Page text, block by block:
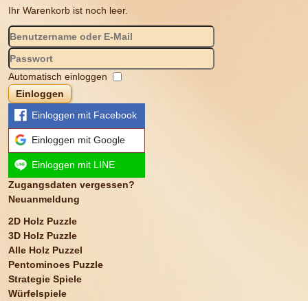
Ihr Warenkorb ist noch leer.
Automatisch einloggen
Einloggen
Einloggen mit Facebook
Einloggen mit Google
Einloggen mit LINE
Zugangsdaten vergessen?
Neuanmeldung
2D Holz Puzzle
3D Holz Puzzle
Alle Holz Puzzel
Pentominoes Puzzle
Strategie Spiele
Würfelspiele